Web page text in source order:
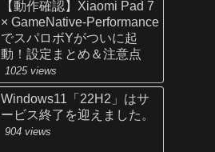
【動作確認】Xiaomi Pad 7
× GameNative-Performance
でスパロボYがついに起
動！設定まとめ＆注意点
1025 views
Windows11「22H2」はサ
ービス終了を迎えました。
904 views